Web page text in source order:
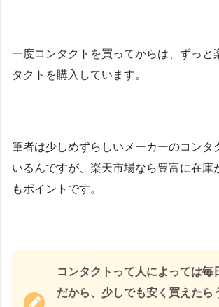
一度コンタクトを買ってからは、ずっと
タクトを購入しています。
筆者は少しめずらしいメーカーのコンタ
いるんですが、楽天市場なら豊富に在庫
もポイントです。
コンタクトって人によっては毎
だから、少しでも安く買えたら